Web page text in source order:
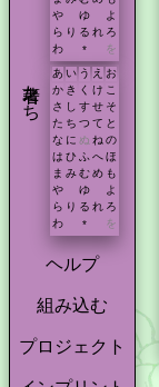
や
ゆ
よ
ら り る れ ろ
わ
* を
著者たち あ い う え お
か き く け こ
さ
し す せ そ
た ち つ て と
な に ぬ ね の
は ひ ふ へ ほ
ま み む め も
や
ゆ
よ
ら り る れ ろ
わ
* を
ヘルプ
組み込む
プロジェクト